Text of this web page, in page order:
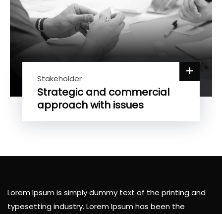
+
Stakeholder
Strategic and commercial
approach with issues
Lorem Ipsum is simply dummy text of the printing and
typesetting industry. Lorem Ipsum has been the